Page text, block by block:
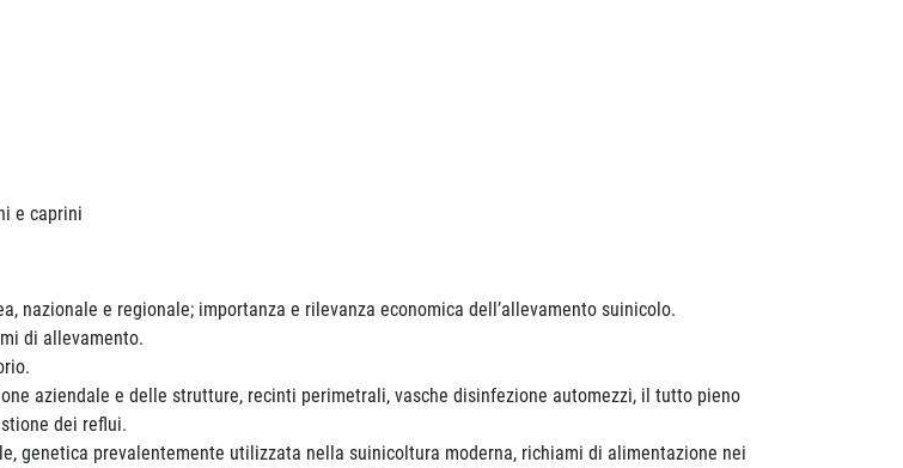
e caprini
nazionale e regionale; importanza e rilevanza economica dell’allevamento suinicolo.
di allevamento.
aziendale e delle strutture, recinti perimetrali, vasche disinfezione automezzi, il tutto pieno
dei reflui.
genetica prevalentemente utilizzata nella suinicoltura moderna, richiami di alimentazione nei